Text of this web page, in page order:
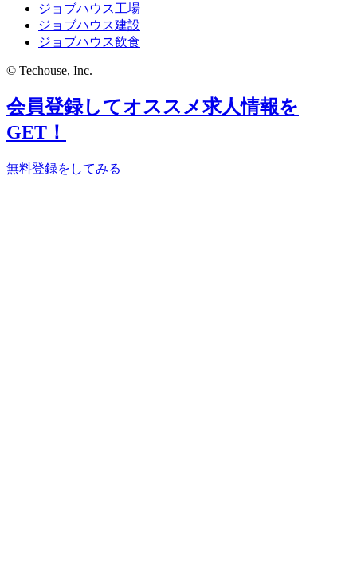
ジョブハウス工場
ジョブハウス建設
ジョブハウス飲食
© Techouse, Inc.
会員登録してオススメ求人情報を
GET！
無料登録をしてみる